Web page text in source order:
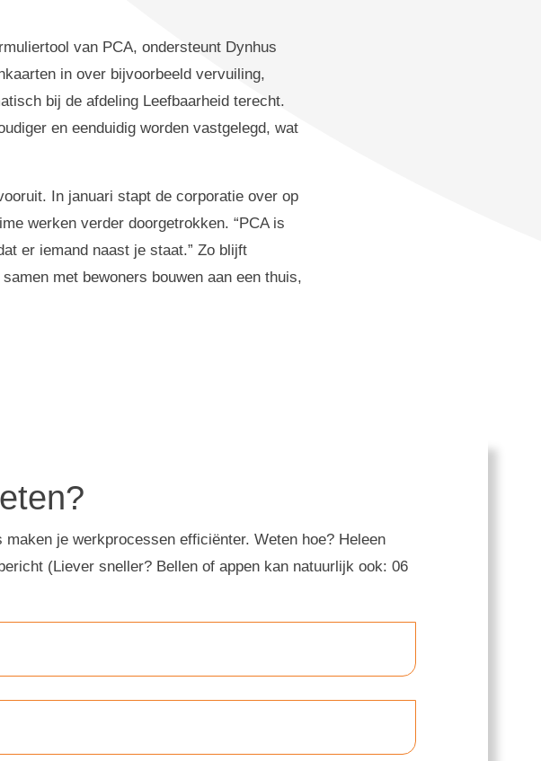
van PCA, ondersteunt Dynhus
in over bijvoorbeeld vervuiling,
bij de afdeling Leefbaarheid terecht.
en eenduidig worden vastgelegd, wat
In januari stapt de corporatie over op
werken verder doorgetrokken. “PCA is
er iemand naast je staat.” Zo blijft
met bewoners bouwen aan een thuis,
maken je werkprocessen efficiënter. Weten hoe? Heleen
(Liever sneller? Bellen of appen kan natuurlijk ook: 06